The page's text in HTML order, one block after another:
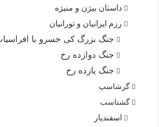
داستان بیژن و منیژه
رزم ایرانیان و تورانیان
جنگ بزرگ کی خسرو با
جنگ دوازده رخ
جنگ یازده رخ
گرشاسپ
گشتاسب
اسفندیار